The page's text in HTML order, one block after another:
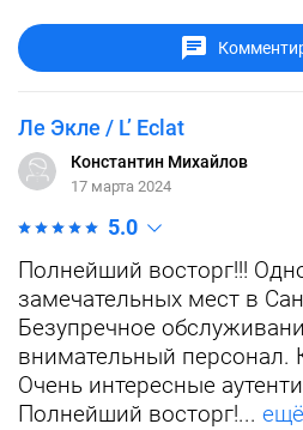
Ле Экле / L’ Eclat
Константин Михайлов
17 марта 2024
5.0
Полнейший восторг!!!
замечательных мест в
Безупречное
внимательный персонал.
Очень интересные
Полнейший восторг!... ещё